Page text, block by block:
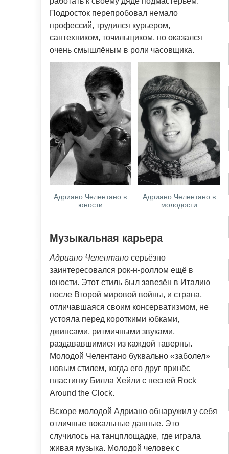
Подросток перепробовал немало
профессий, трудился курьером,
сантехником, точильщиком, но оказался
очень смышлёным в роли часовщика.
Адриано Челентано в
юности
Адриано Челентано в
молодости
Музыкальная карьера
Адриано Челентано серьёзно
заинтересовался рок-н-роллом ещё в
юности. Этот стиль был завезён в Италию
после Второй мировой войны, и страна,
отличавшаяся своим консерватизмом, не
устояла перед короткими юбками,
джинсами, ритмичными звуками,
раздававшимися из каждой таверны.
Молодой Челентано буквально «заболел»
новым стилем, когда его друг принёс
пластинку Билла Хейли с песней Rock
Around the Clock.
Вскоре молодой Адриано обнаружил у себя
отличные вокальные данные. Это
случилось на танцплощадке, где играла
живая музыка. Молодой человек с